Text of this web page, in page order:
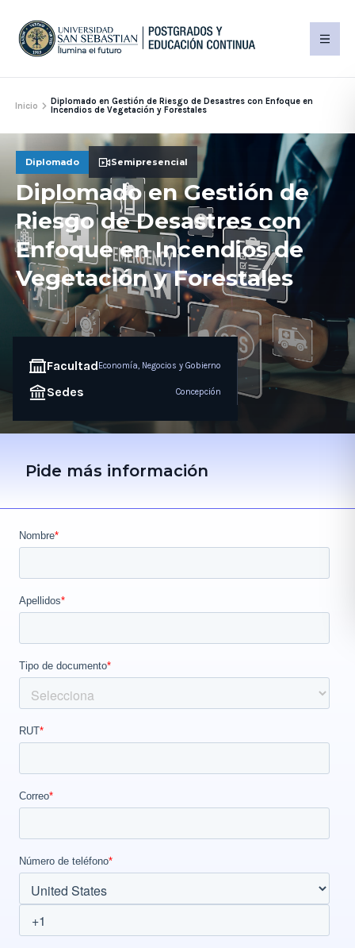
Inicio
Diplomado en Gestión de Riesgo de Desastres con Enfoque en
Incendios de Vegetación y Forestales
Diplomado Semipresencial
Diplomado en Gestión de
Riesgo de Desastres con
Enfoque en Incendios de
Vegetación y Forestales
Facultad Economía, Negocios y Gobierno
Sedes Concepción
Pide más información